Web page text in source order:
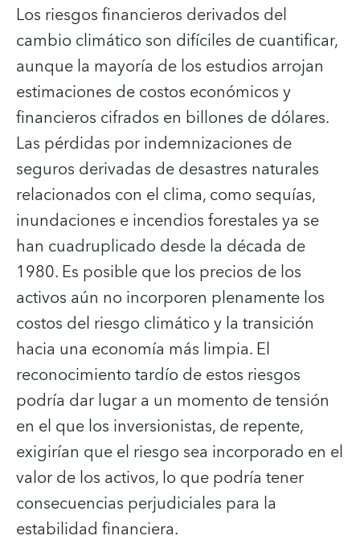
Los riesgos financieros derivados del
cambio climático son difíciles de cuantificar,
aunque la mayoría de los estudios arrojan
estimaciones de costos económicos y
financieros cifrados en billones de dólares.
Las pérdidas por indemnizaciones de
seguros derivadas de desastres naturales
relacionados con el clima, como sequías,
inundaciones e incendios forestales ya se
han cuadruplicado desde la década de
1980. Es posible que los precios de los
activos aún no incorporen plenamente los
costos del riesgo climático y la transición
hacia una economía más limpia. El
reconocimiento tardío de estos riesgos
podría dar lugar a un momento de tensión
en el que los inversionistas, de repente,
exigirían que el riesgo sea incorporado en el
valor de los activos, lo que podría tener
consecuencias perjudiciales para la
estabilidad financiera.